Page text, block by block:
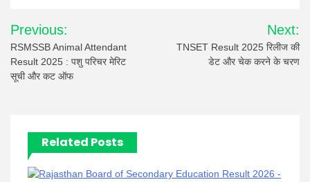
Post
navigation
Previous:
RSMSSB Animal Attendant
Result 2025 : पशु परिचर मेरिट
सूची और कट ऑफ
Next:
TNSET Result 2025 रिलीज की
डेट और चेक करने के चरण
Related Posts